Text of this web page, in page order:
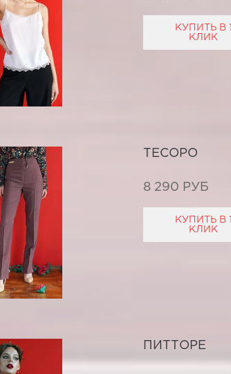
КУПИТЬ В 1
КЛИК
ТЕСОРО
8 290 РУБ
КУПИТЬ В 1
КЛИК
ПИТТОРЕ